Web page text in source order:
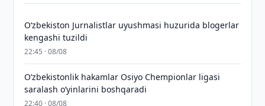
O‘zbekiston Jurnalistlar uyushmasi huzurida blogerlar
kengashi tuzildi
22:45 · 08/08
O‘zbekistonlik hakamlar Osiyo Chempionlar ligasi
saralash o‘yinlarini boshqaradi
22:40 · 08/08